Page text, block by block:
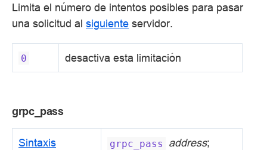
Limita el número de intentos posibles para pasar
una solicitud al siguiente servidor.
0 desactiva esta limitación
grpc_pass
Sintaxis grpc_pass address;